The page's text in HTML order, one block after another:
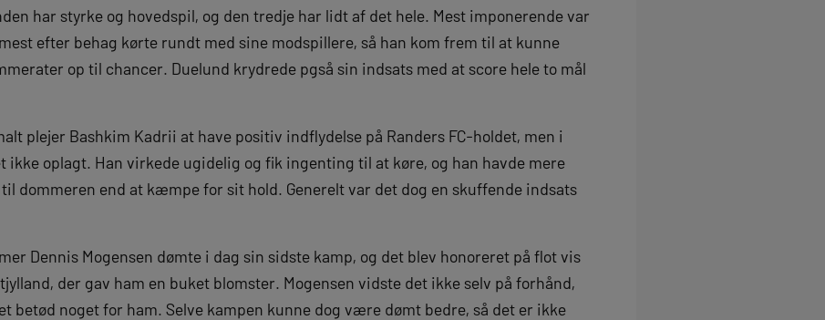
har styrke og hovedspil, og den tredje har lidt af det hele. Mest imponerende var
efter behag kørte rundt med sine modspillere, så han kom frem til at kunne
op til chancer. Duelund krydrede pgså sin indsats med at score hele to mål
plejer Bashkim Kadrii at have positiv indflydelse på Randers FC-holdet, men i
ikke oplagt. Han virkede ugidelig og fik ingenting til at køre, og han havde mere
dommeren end at kæmpe for sit hold. Generelt var det dog en skuffende indsats
Dennis Mogensen dømte i dag sin sidste kamp, og det blev honoreret på flot vis
der gav ham en buket blomster. Mogensen vidste det ikke selv på forhånd,
betød noget for ham. Selve kampen kunne dog være dømt bedre, så det er ikke